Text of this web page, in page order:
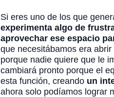
Si eres uno de los que
experimenta algo de
aprovechar ese espacio
que necesitábamos era
porque nadie quiere que le
cambiará pronto porque el
esta función, creando un
ahora solo podíamos lograr